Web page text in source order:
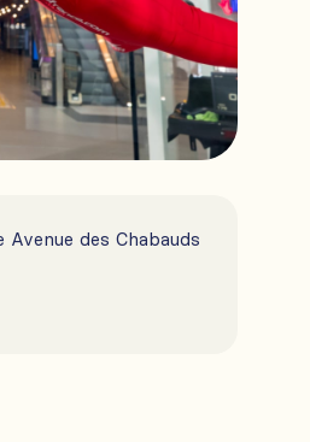
des Chabauds